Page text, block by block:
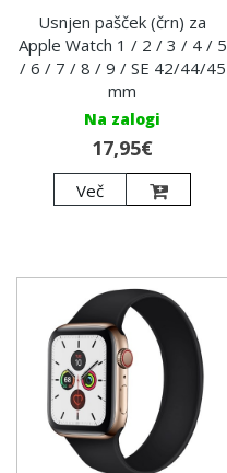
Usnjen pašček (črn) za
Apple Watch 1 / 2 / 3 / 4 / 5
/ 6 / 7 / 8 / 9 / SE 42/44/45
mm
Na zalogi
17,95€
Več